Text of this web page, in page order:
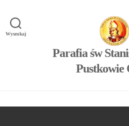
Wyszukaj
Parafia św
Pustkowie